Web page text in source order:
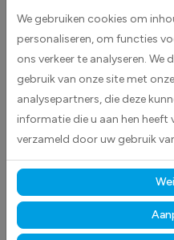
voorraadbeheer. De witte kleur
markering, waardoor producten
Deze stickers zijn geschikt voor
medewerkers om efficiënt te
opslaan te verminderen. Plak
de stelling.
Gemaakt van hoogwaardige
stickers betrouwbaar op
duurzame materialen blijven ze
zowel binnen als buiten, bestand
Ontdek ook onze andere
We gebruiken cookies om
personaliseren, om functies
ons verkeer te analyseren.
gebruik van onze site met
analysepartners, die deze
informatie die u aan hen heeft
verzameld door uw gebruik